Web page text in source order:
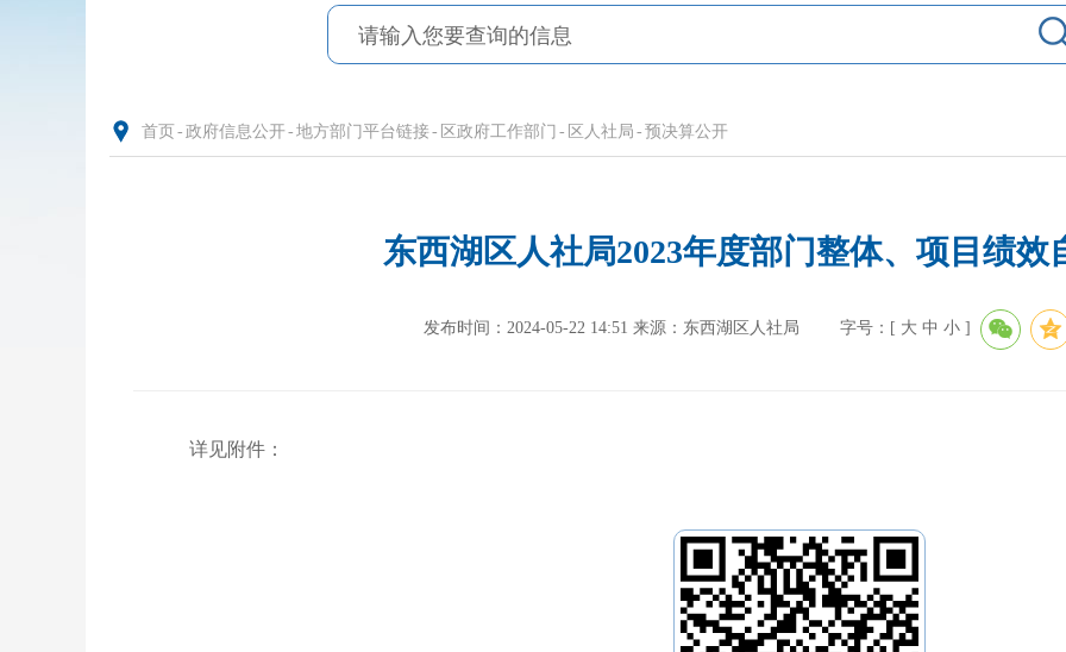
首页 - 政府信息公开- 地方部门平台链接- 区政府工作部门 - 区人社局 - 预决算公开
东西湖区人社局2023年度部门整体、项目绩效
发布时间：2024-05-22 14:51 来源：东西湖区人社局 字号：[ 大 中 小 ]
详见附件：